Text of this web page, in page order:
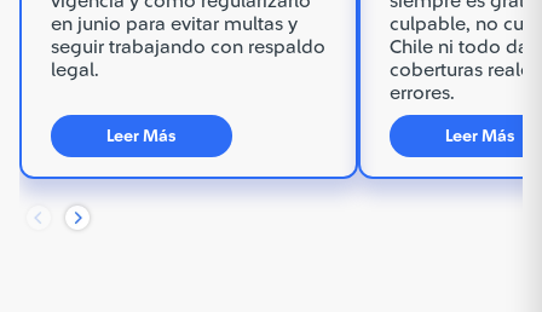
en junio para evitar multas y
seguir trabajando con respaldo
legal.
Leer Más
culpable, no
Chile ni todo
coberturas
errores.
Leer Más